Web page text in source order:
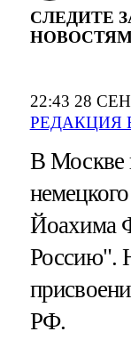
22:43 28
РЕДАКЦИЯ
СЛЕДИТЕ
В Москве
Йоахима
Россию".
РФ.